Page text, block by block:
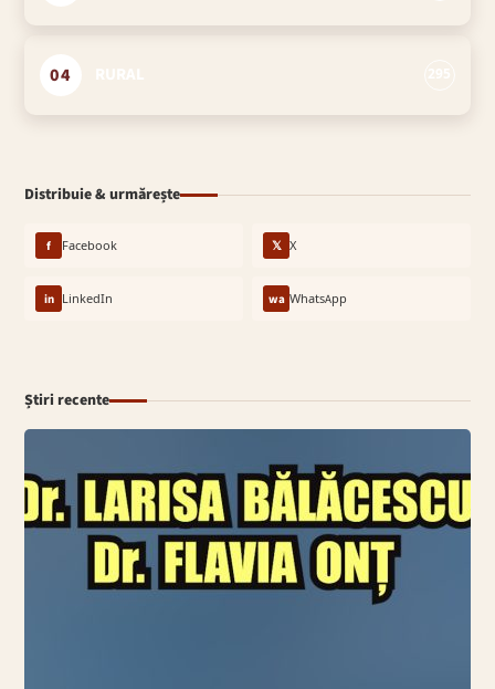
04
Distribuie & urmărește
f Facebook 𝕏 X
in LinkedIn wa WhatsApp
Știri recente